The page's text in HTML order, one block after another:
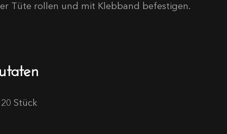
Tüte rollen und mit Klebband befestigen.
Stück